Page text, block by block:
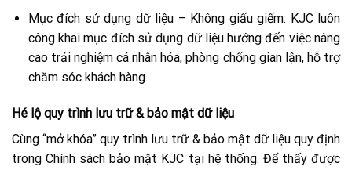
Mục đích sử dụng dữ liệu – Không giấu giếm: KJC luôn
công khai mục đích sử dụng dữ liệu hướng đến việc nâng
cao trải nghiệm cá nhân hóa, phòng chống gian lận, hỗ trợ
chăm sóc khách hàng.
Hé lộ quy trình lưu trữ & bảo mật dữ liệu
Cùng “mở khóa” quy trình lưu trữ & bảo mật dữ liệu quy định
trong Chính sách bảo mật KJC tại hệ thống. Để thấy được